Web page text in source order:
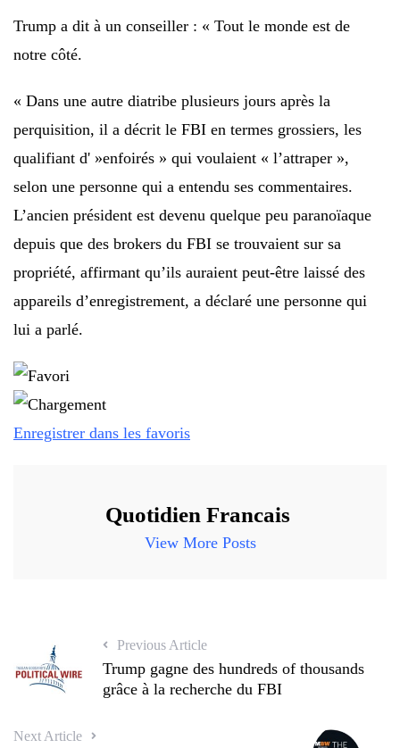
Trump a dit à un conseiller : « Tout le monde est de
notre côté.
« Dans une autre diatribe plusieurs jours après la
perquisition, il a décrit le FBI en termes grossiers, les
qualifiant d' »enfoirés » qui voulaient « l’attraper »,
selon une personne qui a entendu ses commentaires.
L’ancien président est devenu quelque peu paranoïaque
depuis que des brokers du FBI se trouvaient sur sa
propriété, affirmant qu’ils auraient peut-être laissé des
appareils d’enregistrement, a déclaré une personne qui
lui a parlé.
Enregistrer dans les favoris
Quotidien Francais
View More Posts
Previous Article
Trump gagne des hundreds of thousands
grâce à la recherche du FBI
Next Article